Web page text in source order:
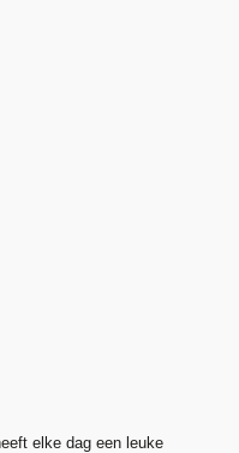
elke dag een leuke